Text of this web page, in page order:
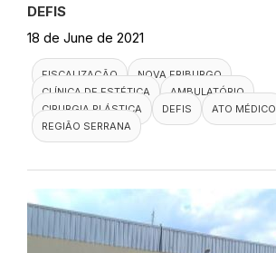
DEFIS
18 de June de 2021
FISCALIZAÇÃO
NOVA FRIBURGO
CLÍNICA DE ESTÉTICA
AMBULATÓRIO
CIRURGIA PLÁSTICA
DEFIS
ATO MÉDICO
REGIÃO SERRANA